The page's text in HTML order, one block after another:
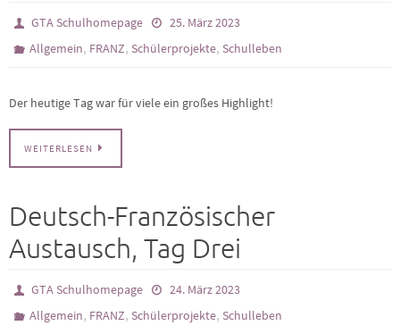
GTA Schulhomepage
25. März 2023
Allgemein, FRANZ, Schülerprojekte, Schulleben
Der heutige Tag war für viele ein großes Highlight!
WEITERLESEN
Deutsch-Französischer
Austausch, Tag Drei
GTA Schulhomepage
24. März 2023
Allgemein, FRANZ, Schülerprojekte, Schulleben